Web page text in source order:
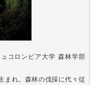
コロンビア大学 森林学部
まれ。森林の伐採に代々従